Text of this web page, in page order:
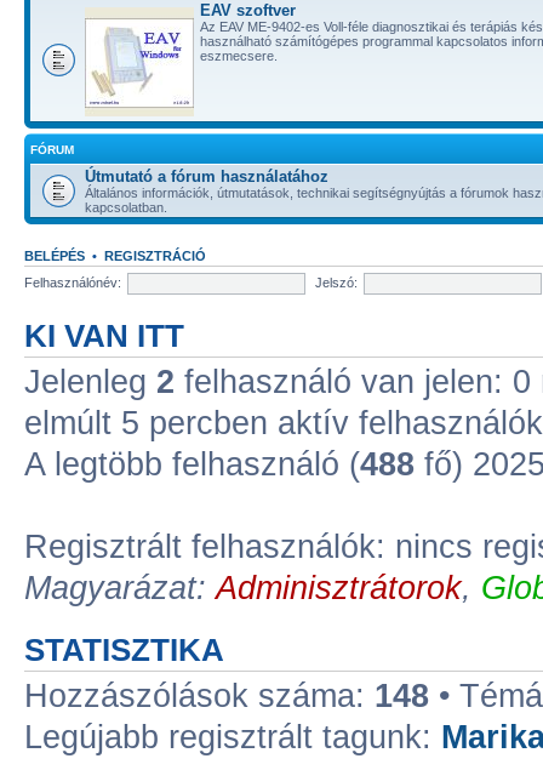
EAV szoftver
Az EAV ME-9402-es Voll-féle diagnosztikai és terápiás
használható számítógépes programmal kapcsolatos
eszmecsere.
FÓRUM
Útmutató a fórum használatához
Általános információk, útmutatások, technikai segítségnyújtás a fórumok
kapcsolatban.
BELÉPÉS • REGISZTRÁCIÓ
Felhasználónév:
Jelszó:
KI VAN ITT
Jelenleg 2 felhasználó van jelen:
elmúlt 5 percben aktív
A legtöbb felhasználó (488 fő)
Regisztrált felhasználók: nincs
Magyarázat:Adminisztrátorok,
STATISZTIKA
Hozzászólások száma: 148 •
Legújabb regisztrált tagunk: